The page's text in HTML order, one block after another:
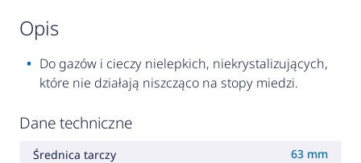
opis
Do gazów i cieczy nielepkich, niekrystalizujących,
które nie działają niszcząco na stopy miedzi.
Dane techniczne
Średnica tarczy
63 mm